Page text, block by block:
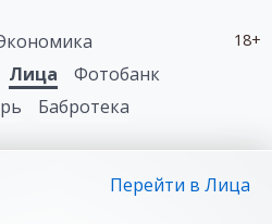
18+
Лица
Фотобанк
Бабротека
Перейти в Лица